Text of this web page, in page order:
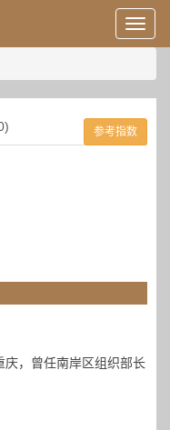
用
户
息/
登
录
等
参考指数
庆，曾任南岸区组织部长